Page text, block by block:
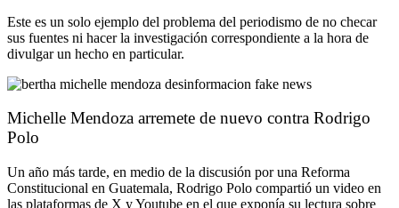
Este es un solo ejemplo del problema del periodismo de no checar
sus fuentes ni hacer la investigación correspondiente a la hora de
divulgar un hecho en particular.
Michelle Mendoza arremete de nuevo contra Rodrigo
Polo
Un año más tarde, en medio de la discusión por una Reforma
Constitucional en Guatemala, Rodrigo Polo compartió un video en
las plataformas de X y Youtube en el que exponía su lectura sobre